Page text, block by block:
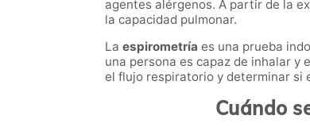
agentes alérgenos. A partir de la
la capacidad pulmonar.
La espirometría es una prueba
una persona es capaz de inhalar y
el flujo respiratorio y determinar si
Cuándo